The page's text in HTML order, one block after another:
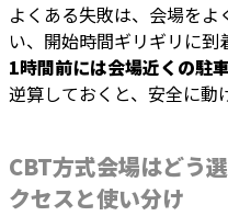
よくある失敗は、会場を
い、開始時間ギリギリに到
1時間前には会場近くの駐
逆算しておくと、安全に動
CBT方式会場はどう
クセスと使い分け